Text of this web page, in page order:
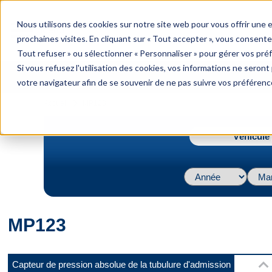
Nous utilisons des cookies sur notre site web pour vous offrir une
prochaines visites. En cliquant sur « Tout accepter », vous
Tout refuser » ou sélectionner « Personnaliser » pour gérer vos
Si vous refusez l'utilisation des cookies, vos informations ne
votre navigateur afin de se souvenir de ne pas suivre vos
menu Menu
Véhicule
MP123
Capteur de pression absolue de la tubulure d'admission